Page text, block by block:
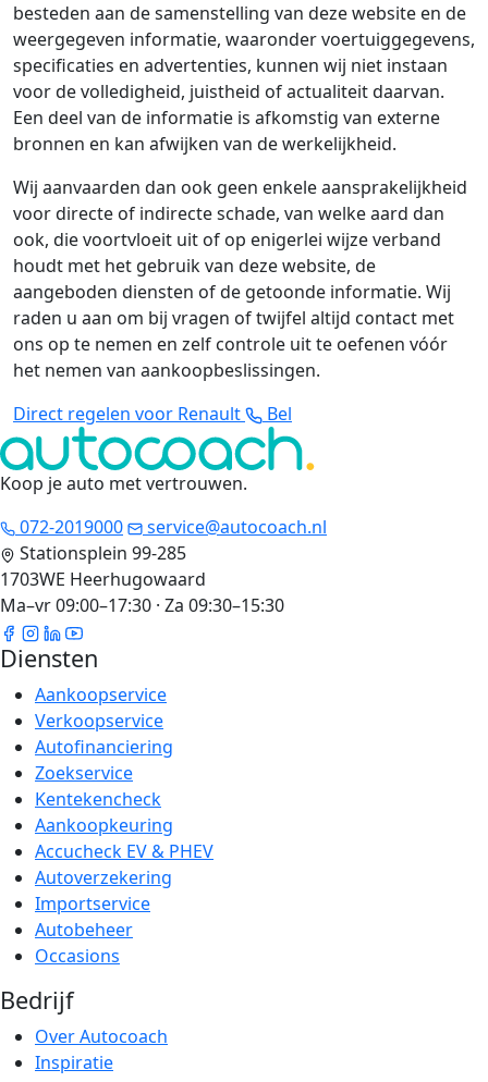
besteden aan de samenstelling van deze website en de
weergegeven informatie, waaronder voertuiggegevens,
specificaties en advertenties, kunnen wij niet instaan
voor de volledigheid, juistheid of actualiteit daarvan.
Een deel van de informatie is afkomstig van externe
bronnen en kan afwijken van de werkelijkheid.
Wij aanvaarden dan ook geen enkele aansprakelijkheid
voor directe of indirecte schade, van welke aard dan
ook, die voortvloeit uit of op enigerlei wijze verband
houdt met het gebruik van deze website, de
aangeboden diensten of de getoonde informatie. Wij
raden u aan om bij vragen of twijfel altijd contact met
ons op te nemen en zelf controle uit te oefenen vóór
het nemen van aankoopbeslissingen.
Direct regelen voor Renault
Bel
Koop je auto met vertrouwen.
072-2019000
service@autocoach.nl
Stationsplein 99-285
1703WE Heerhugowaard
Ma–vr 09:00–17:30 · Za 09:30–15:30
Diensten
Aankoopservice
Verkoopservice
Autofinanciering
Zoekservice
Kentekencheck
Aankoopkeuring
Accucheck EV & PHEV
Autoverzekering
Importservice
Autobeheer
Occasions
Bedrijf
Over Autocoach
Inspiratie